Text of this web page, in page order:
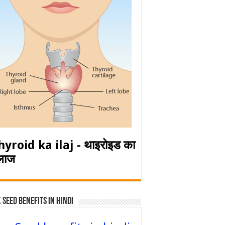
ka ilaj - थाइरोइड का
Seed Benefits in hindi